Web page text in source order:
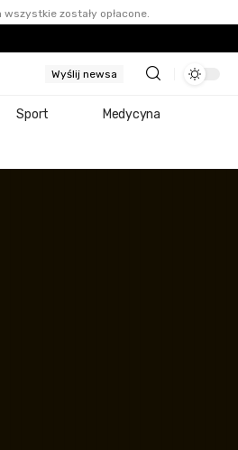
zostały opłacone.
Wyślij newsa
Sport Medycyna